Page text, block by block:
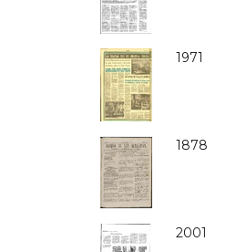
1971
1878
2001